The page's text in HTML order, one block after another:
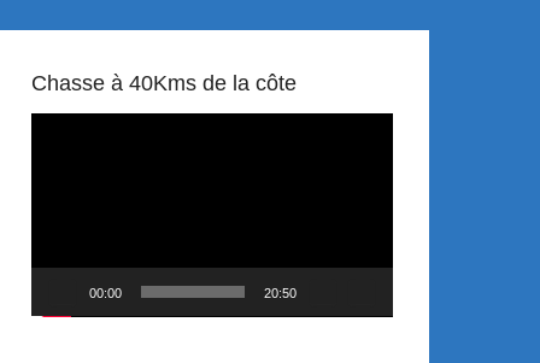
Chasse à 40Kms de la côte
00:00 20:50